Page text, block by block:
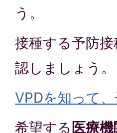
う。
接種する予防
認しましょう。
VPDを知って
希望する 医療